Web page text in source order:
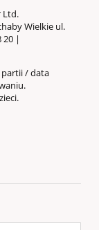
Ltd.
Wielkie ul.
20 |
/ data